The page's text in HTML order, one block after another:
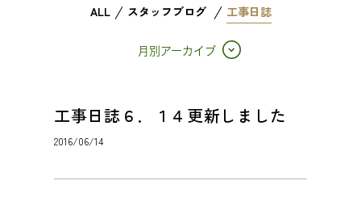
ALL スタッフブログ 工事日誌
月別アーカイブ
工事日誌６．１４更新しました
2016/06/14